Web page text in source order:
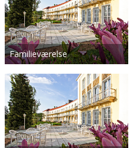
Familieværelse